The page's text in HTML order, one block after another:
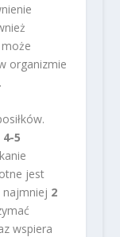
organizmie
4-5
jest
najmniej 2
wspiera